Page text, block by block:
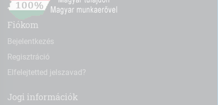
Fiókom
Bejelentkezés
Regisztráció
Elfelejtetted jelszavad?
Jogi információk